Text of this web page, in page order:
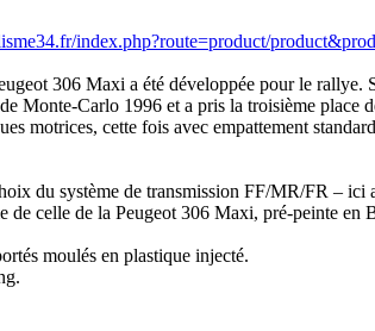
index.php?route=product/
306 Maxi a été développée pour le
Monte-Carlo 1996 et a pris la troisième
motrices, cette fois avec empattement
du système de transmission FF/MR/FR –
de celle de la Peugeot 306 Maxi, pré-peinte en
moulés en plastique injecté.